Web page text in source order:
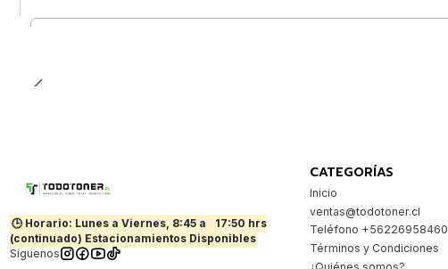
🕒 Horario: Lunes a Viernes, 8:45 a
17:50 hrs
(continuado) Estacionamientos Disponibles
Síguenos
CATEGORÍAS
Inicio
ventas@todotoner.cl
Teléfono +56226958460
Términos y Condiciones